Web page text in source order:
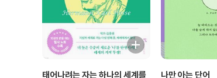
태어나려는 자는 하나의 세계를
나만 아는 단어